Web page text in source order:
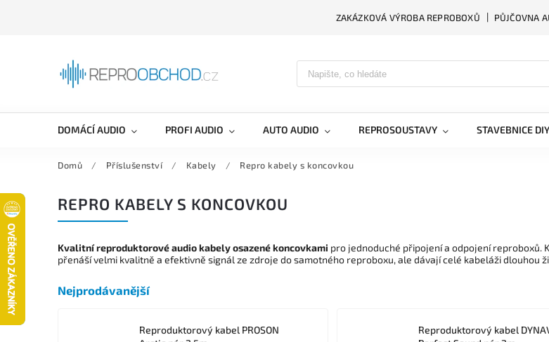
ZAKÁZKOVÁ VÝROBA REPROBOXŮ PŮJČOVNA
DOMÁCÍ AUDIO PROFI AUDIO AUTO AUDIO REPROSOUSTAVY STAVEBNICE DIY
Domů / Příslušenství / Kabely / Repro kabely s koncovkou
REPRO KABELY S KONCOVKOU
Kvalitní reproduktorové audio kabely osazené koncovkami pro jednoduché připojení a odpojení reproboxů.
přenáší velmi kvalitně a efektivně signál ze zdroje do samotného reproboxu, ale dávají celé kabeláži dlouhou
Nejprodávanější
Reproduktorový kabel PROSON
Reproduktorový kabel